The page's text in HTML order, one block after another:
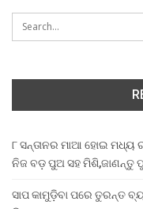
୮ ସନ୍ତାନର ମାଆ ହୋଇ ମଧ୍ୟ
ନିଜ ବଡ଼ ପୁଅ ସହ ମିଶି,ଜାଣନ୍ତୁ
ସାପ କାମୁଡ଼ିବା ପରେ ତୁରନ୍ତ